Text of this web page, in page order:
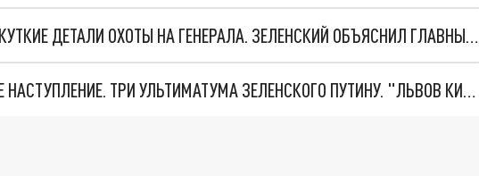
"МЫ ВАС ЗАСТАВИМ": ЖУТКИЕ ДЕТАЛИ ОХОТЫ НА ГЕНЕРАЛА. ЗЕЛЕНСКИЙ ОБЪЯСНИЛ ГЛАВНЫЙ СМЫСЛ ТЕРАКТА В ЦЕНТРЕ МОСКВЫ
НОВОЕ МАСШТАБНЕЙШЕЕ НАСТУПЛЕНИЕ. ТРИ УЛЬТИМАТУМА ЗЕЛЕНСКОГО ПУТИНУ. "ЛЬВОВ КИМА" ПОСТАВЯТ НА ПВО? ГЛОБАЛЬНЫЙ ПРОРЫВ ПОД ЗАПОРОЖЬЕМ